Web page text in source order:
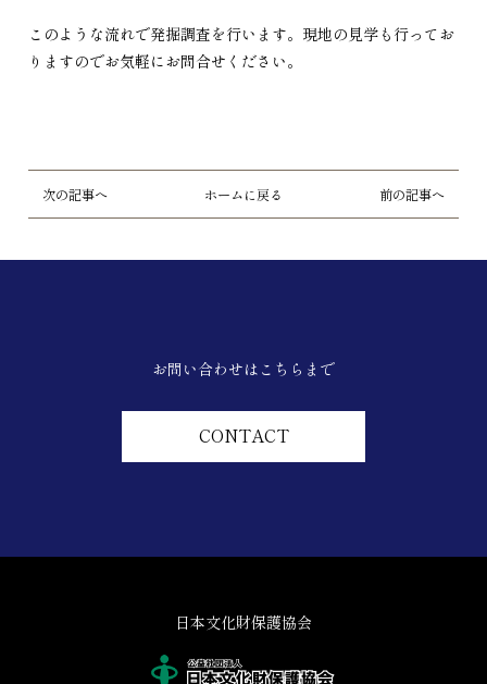
このような流れで発掘調査を行います。現地の見学も行ってお
りますのでお気軽にお問合せください。
次の記事へ ホームに戻る 前の記事へ
お問い合わせはこちらまで
CONTACT
日本文化財保護協会